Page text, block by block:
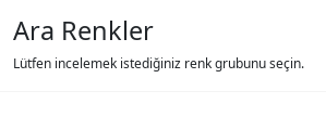
Ara Renkler
Lütfen incelemek istediğiniz renk grubunu seçin.